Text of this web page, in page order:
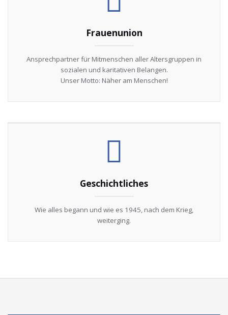
Frauenunion
Ansprechpartner für Mitmenschen aller Altersgruppen in
sozialen und karitativen Belangen.
Unser Motto: Näher am Menschen!
Geschichtliches
Wie alles begann und wie es 1945, nach dem Krieg,
weiterging.